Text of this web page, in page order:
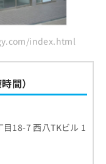
index.html
間）
18-7 西八TKビル 1